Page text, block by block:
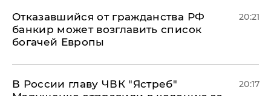
Отказавшийся от гражданства РФ
банкир может возглавить список
богачей Европы
20:21
В России главу ЧВК "Ястреб"
20:17